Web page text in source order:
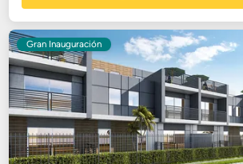
Gran Inauguración